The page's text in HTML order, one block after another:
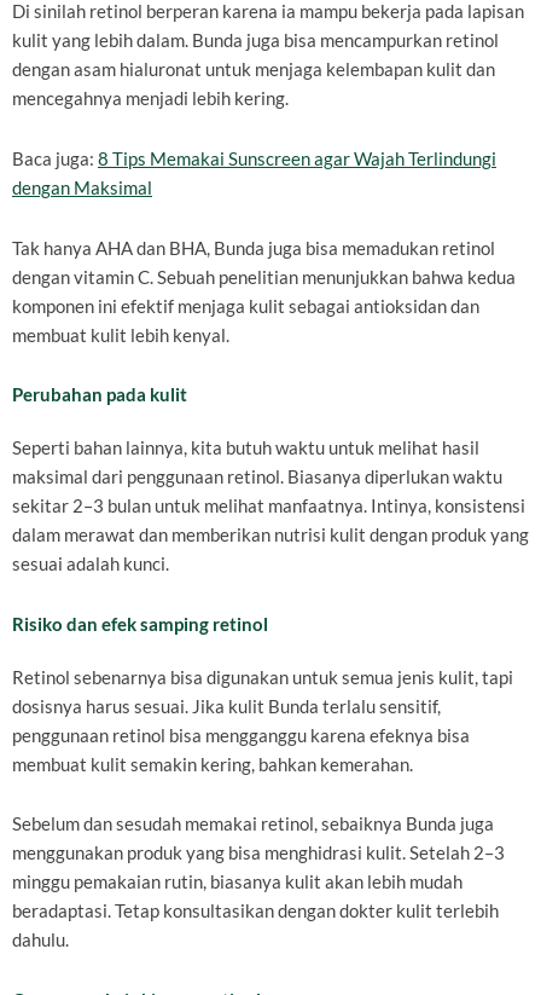
Di sinilah retinol berperan karena ia mampu bekerja pada lapisan
kulit yang lebih dalam. Bunda juga bisa mencampurkan retinol
dengan asam hialuronat untuk menjaga kelembapan kulit dan
mencegahnya menjadi lebih kering.
Baca juga: 8 Tips Memakai Sunscreen agar Wajah Terlindungi
dengan Maksimal
Tak hanya AHA dan BHA, Bunda juga bisa memadukan retinol
dengan vitamin C. Sebuah penelitian menunjukkan bahwa kedua
komponen ini efektif menjaga kulit sebagai antioksidan dan
membuat kulit lebih kenyal.
Perubahan pada kulit
Seperti bahan lainnya, kita butuh waktu untuk melihat hasil
maksimal dari penggunaan retinol. Biasanya diperlukan waktu
sekitar 2–3 bulan untuk melihat manfaatnya. Intinya, konsistensi
dalam merawat dan memberikan nutrisi kulit dengan produk yang
sesuai adalah kunci.
Risiko dan efek samping retinol
Retinol sebenarnya bisa digunakan untuk semua jenis kulit, tapi
dosisnya harus sesuai. Jika kulit Bunda terlalu sensitif,
penggunaan retinol bisa mengganggu karena efeknya bisa
membuat kulit semakin kering, bahkan kemerahan.
Sebelum dan sesudah memakai retinol, sebaiknya Bunda juga
menggunakan produk yang bisa menghidrasi kulit. Setelah 2–3
minggu pemakaian rutin, biasanya kulit akan lebih mudah
beradaptasi. Tetap konsultasikan dengan dokter kulit terlebih
dahulu.